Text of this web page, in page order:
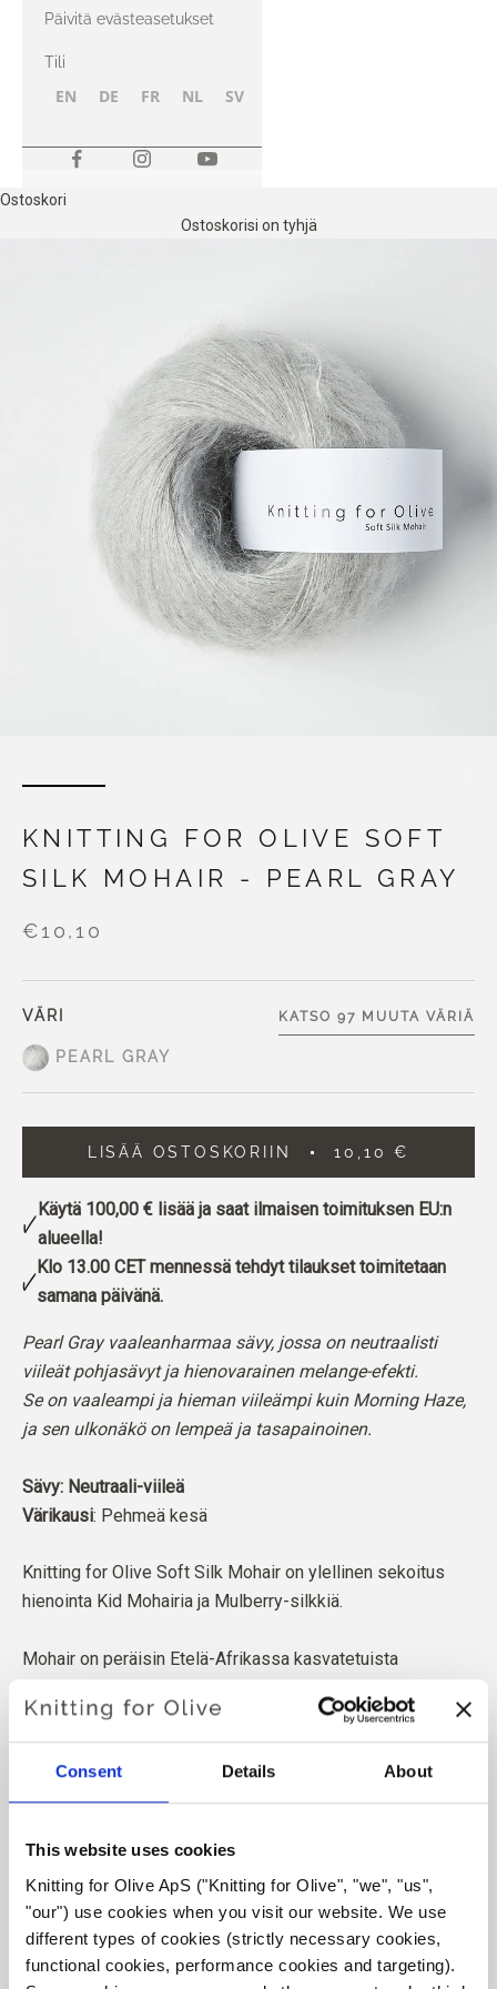
Consent Details About
This website uses cookies
Knitting for Olive ApS ("Knitting for Olive", "we", "us",
"our") use cookies when you visit our website. We use
different types of cookies (strictly necessary cookies,
functional cookies, performance cookies and targeting).
kanssa
Päivitä evästeasetukset
Tili
EN DE FR NL SV
Ostoskori
Ostoskorisi on tyhjä
KNITTING FOR OLIVE SOFT
SILK MOHAIR - PEARL GRAY
€10,10
VÄRI
PEARL GRAY
KATSO 97 MUUTA VÄRIÄ
LISÄÄ OSTOSKORIIN 10,10 €
Käytä 100,00 € lisää ja saat ilmaisen toimituksen EU:n
alueella!
Klo 13.00 CET mennessä tehdyt tilaukset toimitetaan
samana päivänä.
Pearl Gray vaaleanharmaa sävy, jossa on neutraalisti
viileät pohjasävyt ja hienovarainen melange-efekti.
Se on vaaleampi ja hieman viileämpi kuin Morning Haze,
ja sen ulkonäkö on lempeä ja tasapainoinen.
Sävy: Neutraali-viileä
Värikausi: Pehmeä kesä
Knitting for Olive Soft Silk Mohair on ylellinen sekoitus
hienointa Kid Mohairia ja Mulberry-silkkiä.
Mohair on peräisin Etelä-Afrikassa kasvatetuista
Lankamme ovat jäljitettävissä yksittäisille tiloille, mikä
tarkoittaa, että tiedämme tarkalleen, miltä tiloilta, miltä
viljelijöiltä ja miltä vuohilta villamme on peräisin.
mohair-standardin (RMS) mukaisesti, jonka on sertifioinut
Control Union,CU 1276494.
Lanka tuotetaan eläinten hyvinvointia kunnioittaen ja
sosiaalisesti vastuullisesti. Kehräämömme noudattaa